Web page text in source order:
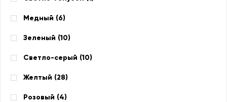
Медный (6)
Зеленый (10)
Светло-серый (10)
Желтый (28)
Розовый (4)